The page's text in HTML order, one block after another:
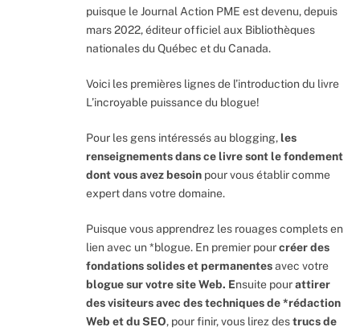
puisque le Journal Action PME est devenu, depuis
mars 2022, éditeur officiel aux Bibliothèques
nationales du Québec et du Canada.
Voici les premières lignes de l’introduction du livre
L’incroyable puissance du blogue!
Pour les gens intéressés au blogging,les
renseignements dans ce livre sont le fondement
dont vous avez besoin pour vous établir comme
expert dans votre domaine.
Puisque vous apprendrez les rouages complets en
lien avec un *blogue. En premier pourcréer des
fondationssolides et permanentesavec votre
blogue sur votre site Web. Ensuite pourattirer
des visiteurs avec des techniques de *rédaction
Web et du SEO, pour finir, vous lirez destrucs de